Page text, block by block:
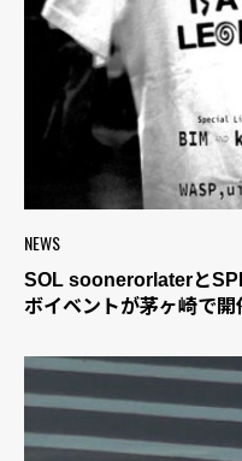
NEWS
SOL soonerorlaterと
ボイベントが茅ヶ崎で開